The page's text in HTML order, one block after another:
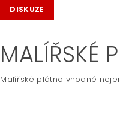
DISKUZE
MALÍŘSKÉ
Malířské plátno vhodné